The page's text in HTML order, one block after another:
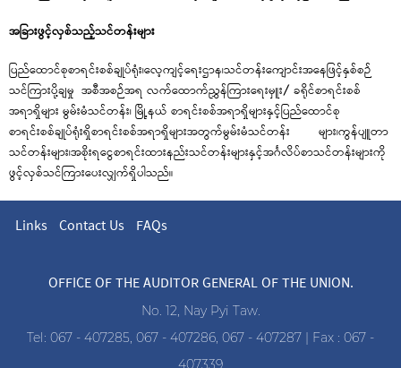
အခြားဖွင့်လှစ်သည့်သင်တန်းများ
ပြည်ထောင်စုစာရင်းစစ်ချုပ်ရုံး၊လေ့ကျင့်ရေးဌာန၊သင်တန်းကျောင်းအနေဖြင့်နှစ်စဉ်
သင်ကြားပို့ချမှု အစီအစဉ်အရ လက်ထောက်ညွှန်ကြားရေးမှူး/ ခရိုင်စာရင်းစစ်
အရာရှိများ မွမ်းမံသင်တန်း၊ မြို့နယ် စာရင်းစစ်အရာရှိများနှင့်ပြည်ထောင်စု
စာရင်းစစ်ချုပ်ရုံးရှိစာရင်းစစ်အရာရှိများအတွက်မွမ်းမံသင်တန်း များ၊ကွန်ပျူတာ
သင်တန်းများ၊အစိုးရငွေစာရင်းထားနည်းသင်တန်းများနှင့်အင်္ဂလိပ်စာသင်တန်းများကို
ဖွင့်လှစ်သင်ကြားပေးလျှက်ရှိပါသည်။
Links Contact Us FAQs
OFFICE OF THE AUDITOR GENERAL OF THE UNION.
No. 12, Nay Pyi Taw.
Tel: 067 - 407285, 067 - 407286, 067 - 407287 | Fax : 067 -
407339